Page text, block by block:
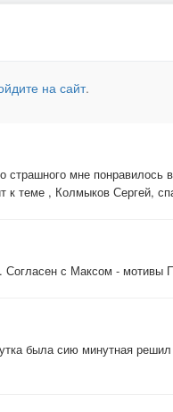
на сайт.
страшного мне понравилось
к теме , Колмыков Сергей,
Согласен с Максом - мотивы
была сию минутная